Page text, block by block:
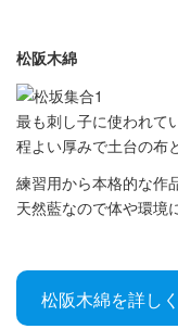
松阪木綿
最も刺し子に使われて
程よい厚みで土台の布
練習用から本格的な作
天然藍なので体や環境
松阪木綿を詳し